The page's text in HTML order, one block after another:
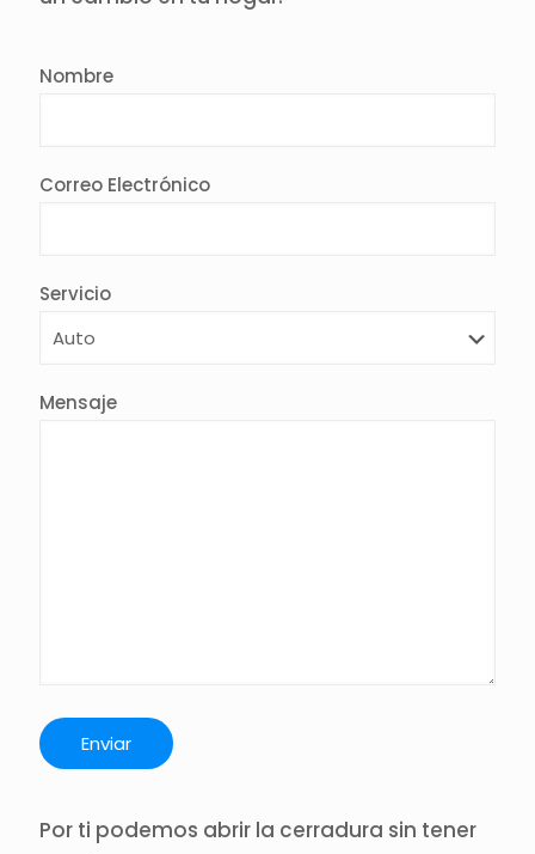
Nombre
Correo Electrónico
Servicio
Mensaje
Por ti podemos abrir la cerradura sin tener